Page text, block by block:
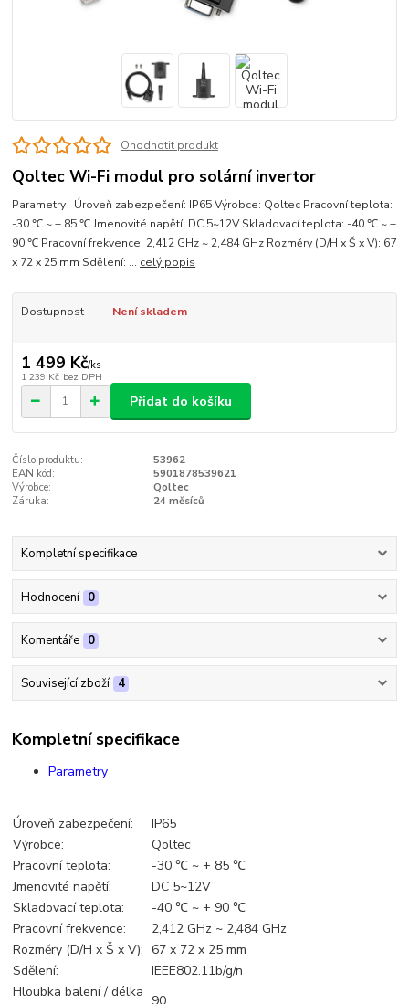
Ohodnotit produkt
Qoltec Wi-Fi modul pro solární invertor
Parametry Úroveň zabezpečení: IP65 Výrobce: Qoltec Pracovní teplota:
-30 ℃ ~ + 85 ℃ Jmenovité napětí: DC 5~12V Skladovací teplota: -40 ℃ ~ +
90 ℃ Pracovní frekvence: 2,412 GHz ~ 2,484 GHz Rozměry (D/H x Š x V): 67
x 72 x 25 mm Sdělení: ... celý popis
Dostupnost Není skladem
1 499 Kč/ks
1 239 Kč bez DPH
Přidat do košíku
Číslo produktu:
53962
EAN kód:
5901878539621
Výrobce:
Qoltec
Záruka:
24 měsíců
Kompletní specifikace
Hodnocení 0
Komentáře 0
Související zboží 4
Kompletní specifikace
Parametry
Úroveň zabezpečení:
IP65
Výrobce:
Qoltec
Pracovní teplota:
-30 ℃ ~ + 85 ℃
Jmenovité napětí:
DC 5~12V
Skladovací teplota:
-40 ℃ ~ + 90 ℃
Pracovní frekvence:
2,412 GHz ~ 2,484 GHz
Rozměry (D/H x Š x V): 67 x 72 x 25 mm
Sdělení:
IEEE802.11b/g/n
Hloubka balení / délka
90